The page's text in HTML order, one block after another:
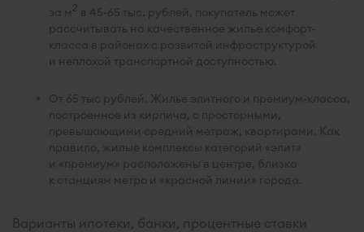
за м 2 в 45-65 тыс. рублей, покупатель может
рассчитывать на качественное жилье комфорт-
класса в районах с развитой инфраструктурой
и неплохой транспортной доступностью.
От 65 тыс рублей. Жилье элитного и премиум-класса,
построенное из кирпича, с просторными,
превышающими средний метраж, квартирами. Как
правило, жилые комплексы категорий «элит»
и «премиум» расположены в центре, близко
к станциям метро и «красной линии» города.
Варианты ипотеки, банки, процентные ставки